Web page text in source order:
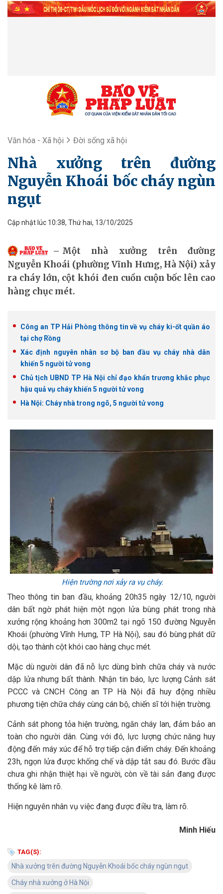
Văn hóa - Xã hội Đời sống xã hội
Nhà xưởng trên đường
Nguyễn Khoái bốc cháy ngùn
ngụt
Cập nhật lúc 10:38, Thứ hai, 13/10/2025
Một nhà xưởng trên đường
Nguyễn Khoái (phường Vĩnh Hưng, Hà Nội) xảy
ra cháy lớn, cột khói đen cuồn cuộn bốc lên cao
hàng chục mét.
Công an TP Hải Phòng thông tin về vụ cháy ki-ốt quần áo
tại chợ Rồng
Xác định nguyên nhân sơ bộ ban đầu vụ cháy nhà dân
khiến 5 người tử vong
Chủ tịch UBND TP Hà Nội chỉ đạo khẩn trương khắc phục
hậu quả vụ cháy khiến 5 người tử vong
Hà Nội: Cháy nhà trong ngõ, 5 người tử vong
Hiện trường nơi xảy ra vụ cháy.
Theo thông tin ban đầu, khoảng 20h35 ngày 12/10, người
dân bất ngờ phát hiện một ngọn lửa bùng phát trong nhà
xưởng rộng khoảng hơn 300m2 tại ngõ 150 đường Nguyễn
Khoái (phường Vĩnh Hưng, TP Hà Nội), sau đó bùng phát dữ
dội, tạo thành cột khói cao hàng chục mét.
Mặc dù người dân đã nỗ lực dùng bình chữa cháy và nước
dập lửa nhưng bất thành. Nhận tin báo, lực lượng Cảnh sát
PCCC và CNCH Công an TP Hà Nội đã huy động nhiều
phương tiện chữa cháy cùng cán bộ, chiến sĩ tới hiện trường.
Cảnh sát phong tỏa hiện trường, ngăn cháy lan, đảm bảo an
toàn cho người dân. Cùng với đó, lực lượng chức năng huy
động đến máy xúc để hỗ trợ tiếp cận điểm cháy. Đến khoảng
23h, ngọn lửa được khống chế và dập tắt sau đó. Bước đầu
chưa ghi nhận thiệt hại về người, còn về tài sản đang được
thống kê làm rõ.
Hiện nguyên nhân vụ việc đang được điều tra, làm rõ.
Minh Hiếu
TAG(S):
Nhà xưởng trên đường Nguyễn Khoái bốc cháy ngùn ngụt
Cháy nhà xưởng ở Hà Nội